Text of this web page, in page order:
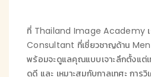
ที่ Thailand Image Academy
Consultant ที่เชี่ยวชาญด้าน
พร้อมจะดูแลคุณแบบเจาะลึกตั้งแต่
ดูดี และ เหมาะสมกับกาลเทศะ การ